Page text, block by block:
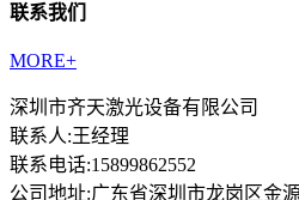
联系我们
MORE+
深圳市齐天激光设备有限公司
联系人:王经理
联系电话:15899862552
公司地址:广东省深圳市龙岗区金